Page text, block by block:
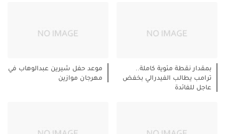
بمقدار نقطة مئوية كاملة..
ترامب يطالب الفيدرالي بخفض
عاجل للفائدة
موعد حفل شيرين عبدالوهاب في
مهرجان موازين